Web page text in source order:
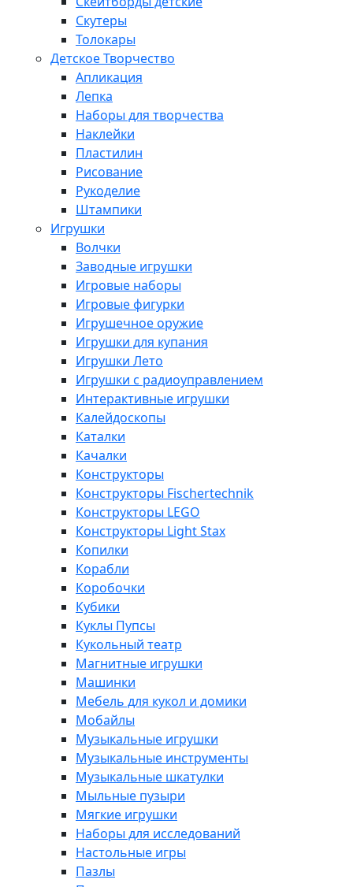
Скутеры
Толокары
Детское Творчество
Апликация
Лепка
Наборы для творчества
Наклейки
Пластилин
Рисование
Рукоделие
Штампики
Игрушки
Волчки
Заводные игрушки
Игровые наборы
Игровые фигурки
Игрушечное оружие
Игрушки для купания
Игрушки Лето
Игрушки с радиоуправлением
Интерактивные игрушки
Калейдоскопы
Каталки
Качалки
Конструкторы
Конструкторы Fisсhertechnik
Конструкторы LEGO
Конструкторы Light Stax
Копилки
Корабли
Коробочки
Кубики
Куклы Пупсы
Кукольный театр
Магнитные игрушки
Машинки
Мебель для кукол и домики
Мобайлы
Музыкальные игрушки
Музыкальные инструменты
Музыкальные шкатулки
Мыльные пузыри
Мягкие игрушки
Наборы для исследований
Настольные игры
Пазлы